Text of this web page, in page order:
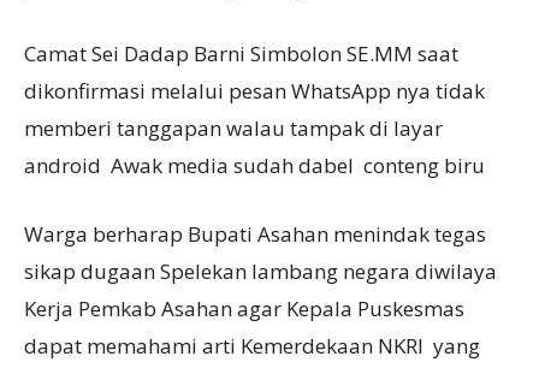
Camat Sei Dadap Barni Simbolon SE.MM saat
dikonfirmasi melalui pesan WhatsApp nya tidak
memberi tanggapan walau tampak di layar
android Awak media sudah dabel conteng biru
Warga berharap Bupati Asahan menindak tegas
sikap dugaan Spelekan lambang negara diwilaya
Kerja Pemkab Asahan agar Kepala Puskesmas
dapat memahami arti Kemerdekaan NKRI yang